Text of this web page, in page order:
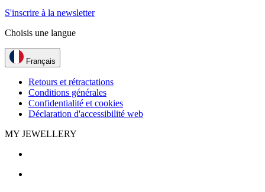
S'inscrire à la newsletter
Choisis une langue
Français
Retours et rétractations
Conditions générales
Confidentialité et cookies
Déclaration d'accessibilité web
MY JEWELLERY